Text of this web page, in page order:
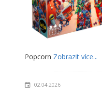
Popcorn Zobrazit více...
02.04.2026